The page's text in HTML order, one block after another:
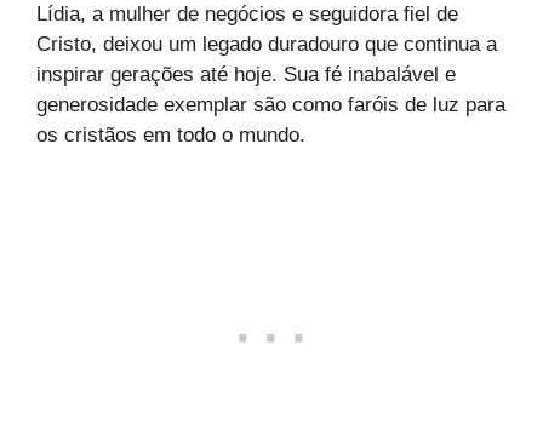
Lídia, a mulher de negócios e seguidora fiel de
Cristo, deixou um legado duradouro que continua a
inspirar gerações até hoje. Sua fé inabalável e
generosidade exemplar são como faróis de luz para
os cristãos em todo o mundo.